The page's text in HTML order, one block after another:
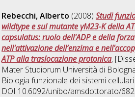
Rebecchi, Alberto (2008)Studi
wildtype e sul mutante γM23-K della
capsulatus: ruolo dell'ADP e della
nell'attivazione dell’enzima e
ATP alla traslocazione protonica,
Mater Studiorum Università di
Biologia funzionale dei sistemi
DOI 10.6092/unibo/amsdottorato/682.